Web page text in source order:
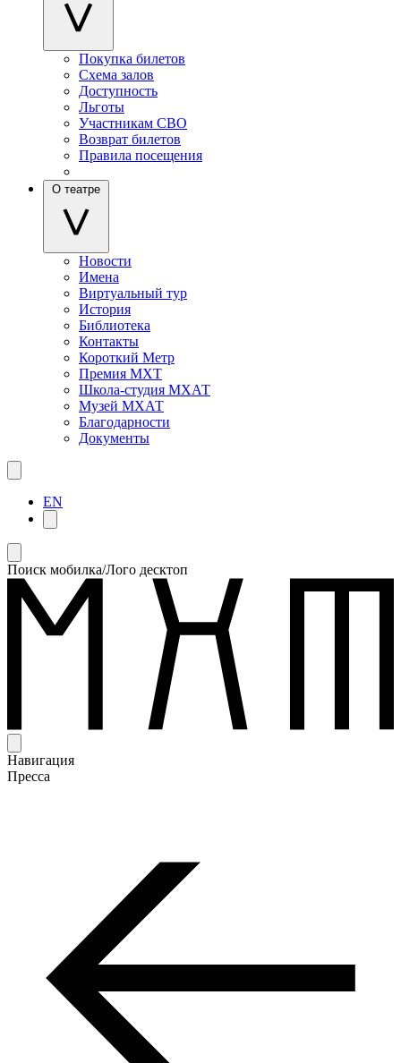
Покупка билетов
Схема залов
Доступность
Льготы
Участникам СВО
Возврат билетов
Правила посещения
О театре
Новости
Имена
Виртуальный тур
История
Библиотека
Контакты
Короткий Метр
Премия МХТ
Школа-студия МХАТ
Музей МХАТ
Благодарности
Документы
EN
Поиск мобилка/Лого десктоп
Навигация
Пресса